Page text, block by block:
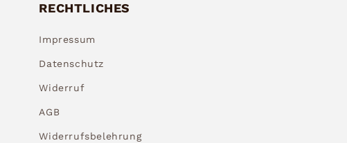
RECHTLICHES
Impressum
Datenschutz
Widerruf
AGB
Widerrufsbelehrung